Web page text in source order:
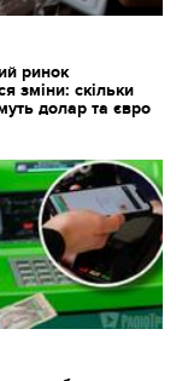
ринок
зміни: скільки
долар та євро